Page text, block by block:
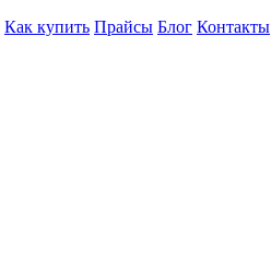
Как купить Прайсы Блог Контакты